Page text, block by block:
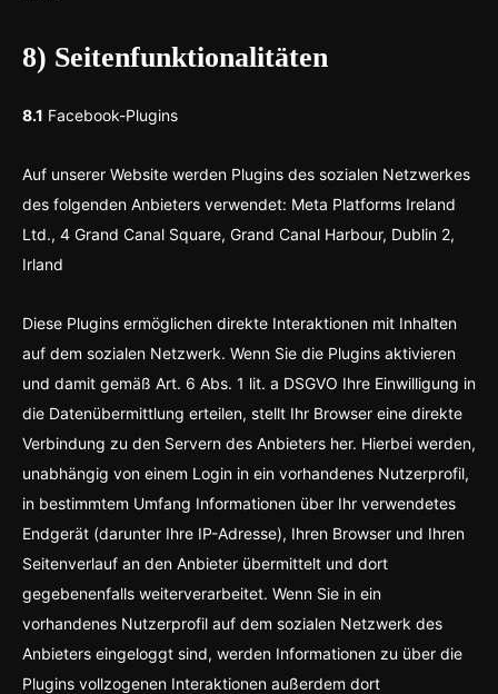
8) Seitenfunktionalitäten
8.1 Facebook-Plugins
Auf unserer Website werden Plugins des sozialen Netzwerkes
des folgenden Anbieters verwendet: Meta Platforms Ireland
Ltd., 4 Grand Canal Square, Grand Canal Harbour, Dublin 2,
Irland
Diese Plugins ermöglichen direkte Interaktionen mit Inhalten
auf dem sozialen Netzwerk. Wenn Sie die Plugins aktivieren
und damit gemäß Art. 6 Abs. 1 lit. a DSGVO Ihre Einwilligung in
die Datenübermittlung erteilen, stellt Ihr Browser eine direkte
Verbindung zu den Servern des Anbieters her. Hierbei werden,
unabhängig von einem Login in ein vorhandenes Nutzerprofil,
in bestimmtem Umfang Informationen über Ihr verwendetes
Endgerät (darunter Ihre IP-Adresse), Ihren Browser und Ihren
Seitenverlauf an den Anbieter übermittelt und dort
gegebenenfalls weiterverarbeitet. Wenn Sie in ein
vorhandenes Nutzerprofil auf dem sozialen Netzwerk des
Anbieters eingeloggt sind, werden Informationen zu über die
Plugins vollzogenen Interaktionen außerdem dort